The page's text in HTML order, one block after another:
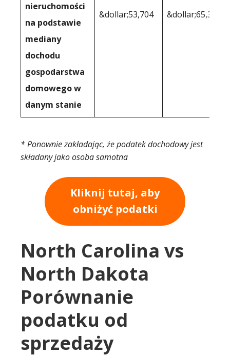
nieruchomości
na podstawie
mediany
dochodu
gospodarstwa
domowego w
danym stanie
&dollar;53,704 &dollar;65,373
* Ponownie zakładając, że podatek dochodowy jest
składany jako osoba samotna
Kliknij tutaj, aby
obniżyć podatki
North Carolina vs
North Dakota
Porównanie
podatku od
sprzedaży